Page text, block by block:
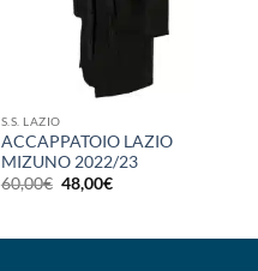
S.S. LAZIO
ACCAPPATOIO LAZIO
MIZUNO 2022/23
60,00€ Il
prezzo
60,00€.
48,00€Il
48,00€.